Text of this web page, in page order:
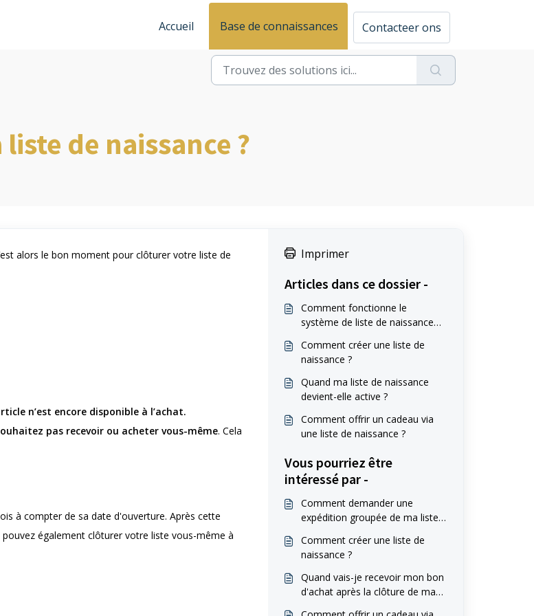
Accueil
Base de connaissances Contacteer ons
de naissance ?
alors le bon moment pour clôturer votre liste de
n’est encore disponible à l’achat.
pas recevoir ou acheter vous-même. Cela
à compter de sa date d'ouverture. Après cette
également clôturer votre liste vous-même à
Imprimer
Articles dans ce dossier -
Comment fonctionne le
système de liste de naissance
Comment créer une liste de
naissance ?
Quand ma liste de naissance
devient-elle active ?
Comment offrir un cadeau via
une liste de naissance ?
Vous pourriez être
intéressé par -
Comment demander une
expédition groupée de ma liste
Comment créer une liste de
naissance ?
Quand vais-je recevoir mon bon
d'achat après la clôture de ma